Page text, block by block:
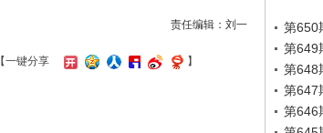
第650
第649
第648
第647
第646
责任编辑：刘一
【一键分享 】